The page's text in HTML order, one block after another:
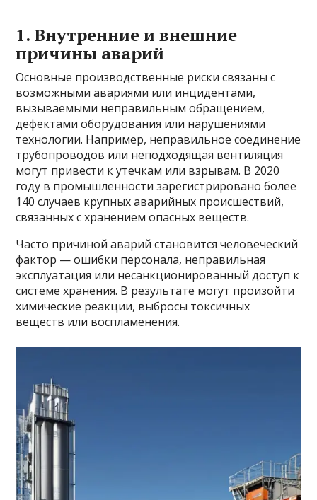
1. Внутренние и внешние
причины аварий
Основные производственные риски связаны с
возможными авариями или инцидентами,
вызываемыми неправильным обращением,
дефектами оборудования или нарушениями
технологии. Например, неправильное соединение
трубопроводов или неподходящая вентиляция
могут привести к утечкам или взрывам. В 2020
году в промышленности зарегистрировано более
140 случаев крупных аварийных происшествий,
связанных с хранением опасных веществ.
Часто причиной аварий становится человеческий
фактор — ошибки персонала, неправильная
эксплуатация или несанкционированный доступ к
системе хранения. В результате могут произойти
химические реакции, выбросы токсичных
веществ или воспламенения.